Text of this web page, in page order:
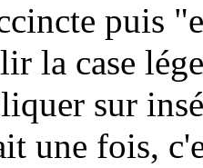
puis
la case
sur
une fois,